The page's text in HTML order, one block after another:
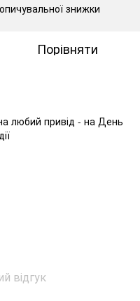
знижки
Порівняти
любий привід - на День
відгук